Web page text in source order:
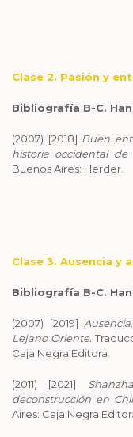
Clase 2. Pasión y
Bibliografía B-C.
(2007) [2018] Buen
historia occidental de
Buenos Aires: Herder.
Clase 3. Ausencia y
Bibliografía B-C.
(2007) [2019]
Lejano Oriente.
Caja Negra Editora.
(2011) [2021]
deconstrucción en
Aires: Caja Negra